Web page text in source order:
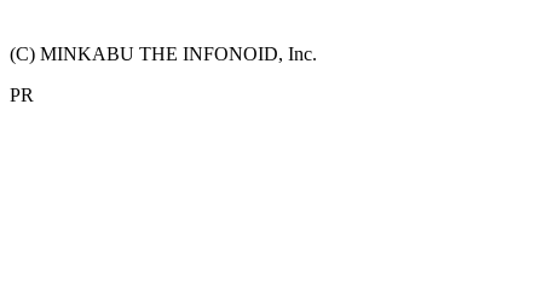
(C) MINKABU THE INFONOID, Inc.
PR